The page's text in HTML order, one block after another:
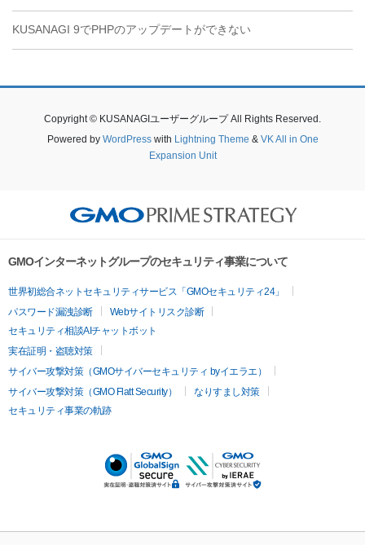
KUSANAGI 9でPHPのアップデートができない
Copyright © KUSANAGIユーザーグループ All Rights Reserved.
Powered by WordPresswith Lightning Theme & VK All in One
Expansion Unit
GMOインターネットグループのセキュリティ事業について
世界初総合ネットセキュリティサービス「GMOセキュリティ24」
パスワード漏洩診断
Webサイトリスク診断
セキュリティ相談AIチャットボット
実在証明・盗聴対策
サイバー攻撃対策（GMOサイバーセキュリティ byイエラエ）
サイバー攻撃対策（GMO Flatt Security）
なりすまし対策
セキュリティ事業の軌跡